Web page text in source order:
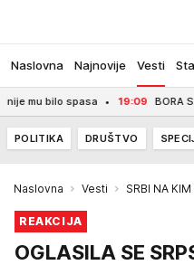
Naslovna Najnovije Vesti
spasa 19:09 BORA
POLITIKA DRUŠTVO
Naslovna Vesti SRBI NA KIM
REAKCIJA
OGLASILA SE